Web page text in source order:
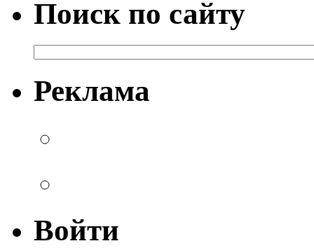
Поиск по сайту
Реклама
Войти